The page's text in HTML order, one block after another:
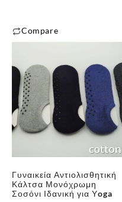
Compare
Γυναικεία Αντιολισθητική
Κάλτσα Μονόχρωμη
Σοσόνι Ιδανική για Υoga